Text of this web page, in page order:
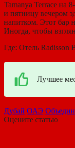
Tamanya Terrace на
и пятницу вечером
напитком. Этот бар
Иногда, чтобы
Где: Отель Radisson
Лучшее
Дубай ОАЭ
Оцените статью